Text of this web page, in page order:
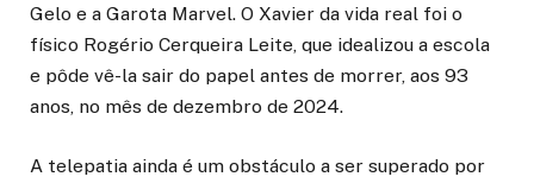
Gelo e a Garota Marvel. O Xavier da vida real foi o
físico Rogério Cerqueira Leite, que idealizou a escola
e pôde vê-la sair do papel antes de morrer, aos 93
anos, no mês de dezembro de 2024.
A telepatia ainda é um obstáculo a ser superado por